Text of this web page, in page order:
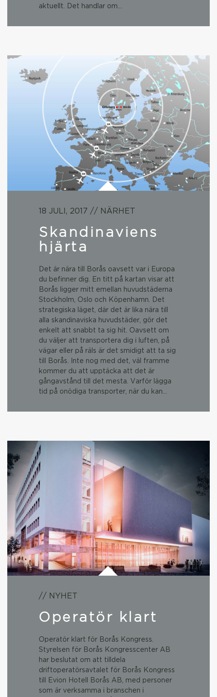
aktuellt. Det handlar om…
18 JULI, 2017 // NÄRHET
Skandinaviens
hjärta
Det är nära till Borås oavsett var i Europa
du befinner dig. En titt på kartan visar att
Borås ligger mitt emellan huvudstäderna
Stockholm, Oslo och Köpenhamn. Det
strategiska läget, där det är lika nära till
alla skandinaviska huvudstäder, gör det
enkelt att snabbt ta sig hit. Oavsett om
du väljer att transportera dig i luften, på
vägar eller på räls är det smidigt att ta sig
till Borås. Inte nog med det, väl framme
kommer du att upptäcka att det är
gångavstånd till det mesta. Varför lägga
tid på onödiga transporter, när du kan…
// NYHET
Operatör klart
Operatör klart för Borås Kongress.
Styrelsen för Borås Kongresscenter AB
har beslutat om att tilldela
driftoperatörsavtalet för Borås Kongress
till Evion Hotell Borås AB, med personer
som är verksamma i branschen i